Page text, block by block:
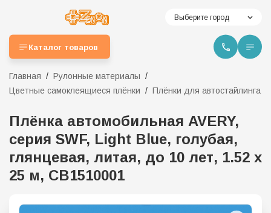
Выберите город
Каталог товаров
Главная
Рулонные материалы
Цветные самоклеящиеся плёнки
Плёнки для автостайлинга
Плёнка автомобильная AVERY,
серия SWF, Light Blue, голубая,
глянцевая, литая, до 10 лет, 1.52 x
25 м, CB1510001